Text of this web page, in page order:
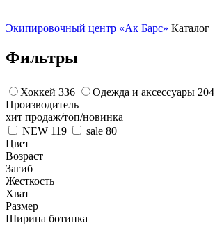
Экипировочный центр «Ак Барс» Каталог
Фильтры
Хоккей 336 Одежда и аксессуары 204
Производитель
хит продаж/топ/новинка
NEW 119 sale 80
Цвет
Возраст
Загиб
Жесткость
Хват
Размер
Ширина ботинка